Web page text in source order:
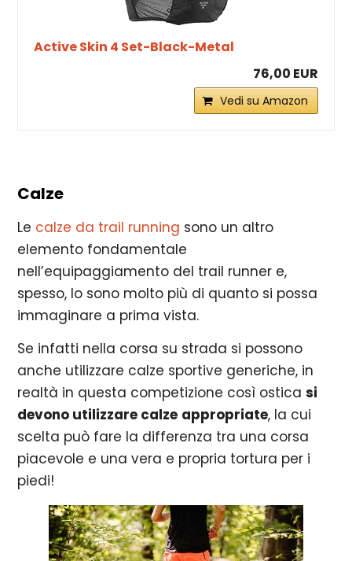
Active Skin 4 Set-Black-Metal
76,00 EUR
Vedi su Amazon
Calze
Le calze da trail running sono un altro
elemento fondamentale
nell’equipaggiamento del trail runner e,
spesso, lo sono molto più di quanto si possa
immaginare a prima vista.
Se infatti nella corsa su strada si possono
anche utilizzare calze sportive generiche, in
realtà in questa competizione così osticasi
devono utilizzare calze appropriate, la cui
scelta può fare la differenza tra una corsa
piacevole e una vera e propria tortura per i
piedi!